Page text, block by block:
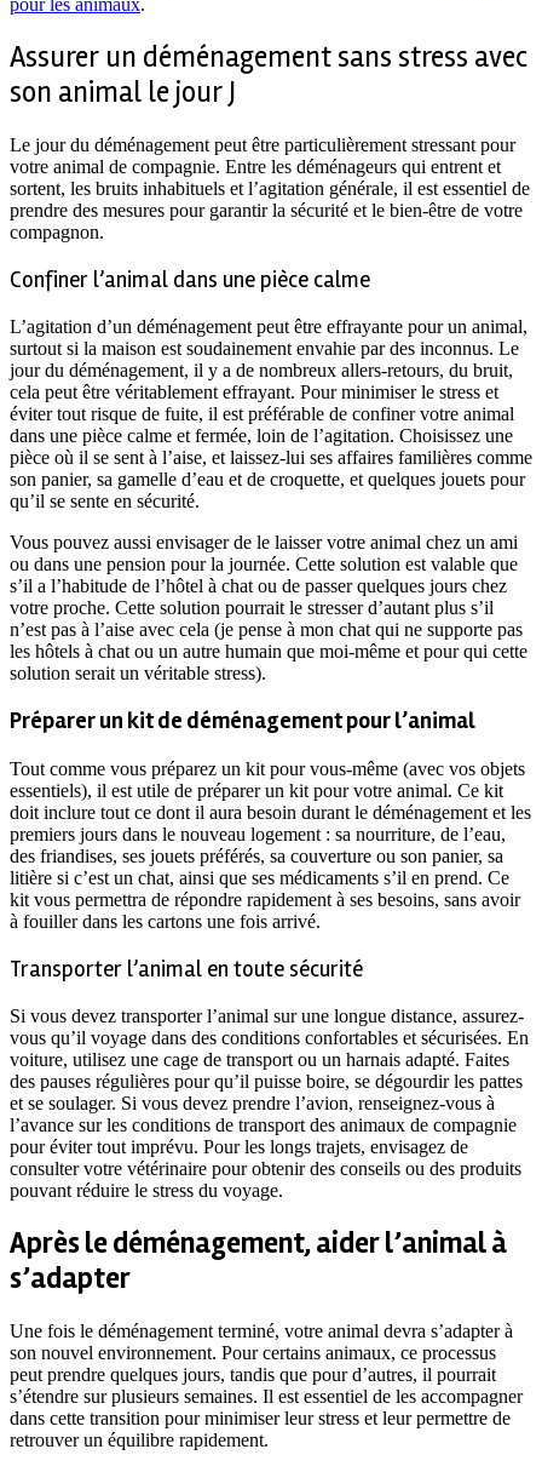
pour les animaux.
Assurer un déménagement sans stress avec
son animal le jour J
Le jour du déménagement peut être particulièrement stressant pour
votre animal de compagnie. Entre les déménageurs qui entrent et
sortent, les bruits inhabituels et l’agitation générale, il est essentiel de
prendre des mesures pour garantir la sécurité et le bien-être de votre
compagnon.
Confiner l’animal dans une pièce calme
L’agitation d’un déménagement peut être effrayante pour un animal,
surtout si la maison est soudainement envahie par des inconnus. Le
jour du déménagement, il y a de nombreux allers-retours, du bruit,
cela peut être véritablement effrayant. Pour minimiser le stress et
éviter tout risque de fuite, il est préférable de confiner votre animal
dans une pièce calme et fermée, loin de l’agitation. Choisissez une
pièce où il se sent à l’aise, et laissez-lui ses affaires familières comme
son panier, sa gamelle d’eau et de croquette, et quelques jouets pour
qu’il se sente en sécurité.
Vous pouvez aussi envisager de le laisser votre animal chez un ami
ou dans une pension pour la journée. Cette solution est valable que
s’il a l’habitude de l’hôtel à chat ou de passer quelques jours chez
votre proche. Cette solution pourrait le stresser d’autant plus s’il
n’est pas à l’aise avec cela (je pense à mon chat qui ne supporte pas
les hôtels à chat ou un autre humain que moi-même et pour qui cette
solution serait un véritable stress).
Préparer un kit de déménagement pour l’animal
Tout comme vous préparez un kit pour vous-même (avec vos objets
essentiels), il est utile de préparer un kit pour votre animal. Ce kit
doit inclure tout ce dont il aura besoin durant le déménagement et les
premiers jours dans le nouveau logement : sa nourriture, de l’eau,
des friandises, ses jouets préférés, sa couverture ou son panier, sa
litière si c’est un chat, ainsi que ses médicaments s’il en prend. Ce
kit vous permettra de répondre rapidement à ses besoins, sans avoir
à fouiller dans les cartons une fois arrivé.
Transporter l’animal en toute sécurité
Si vous devez transporter l’animal sur une longue distance, assurez-
vous qu’il voyage dans des conditions confortables et sécurisées. En
voiture, utilisez une cage de transport ou un harnais adapté. Faites
des pauses régulières pour qu’il puisse boire, se dégourdir les pattes
et se soulager. Si vous devez prendre l’avion, renseignez-vous à
l’avance sur les conditions de transport des animaux de compagnie
pour éviter tout imprévu. Pour les longs trajets, envisagez de
consulter votre vétérinaire pour obtenir des conseils ou des produits
pouvant réduire le stress du voyage.
Après le déménagement, aider l’animal à
s’adapter
Une fois le déménagement terminé, votre animal devra s’adapter à
son nouvel environnement. Pour certains animaux, ce processus
peut prendre quelques jours, tandis que pour d’autres, il pourrait
s’étendre sur plusieurs semaines. Il est essentiel de les accompagner
dans cette transition pour minimiser leur stress et leur permettre de
retrouver un équilibre rapidement.